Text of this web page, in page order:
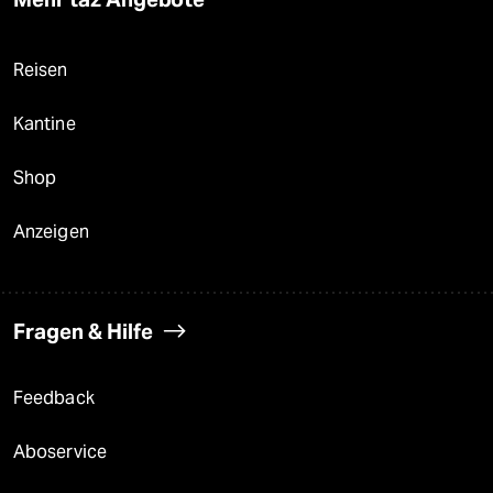
Reisen
Kantine
Shop
Anzeigen
Fragen & Hilfe
Feedback
Aboservice